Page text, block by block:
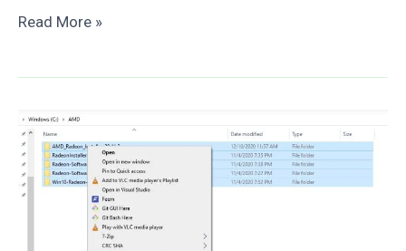
Cara
–
Fitur
Baru
2022
Read More »